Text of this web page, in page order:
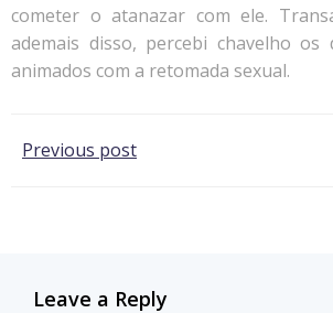
cometer o atanazar com ele.
ademais disso, percebi chavelho os
animados com a retomada sexual.
Post
Previous post
Leave a Reply